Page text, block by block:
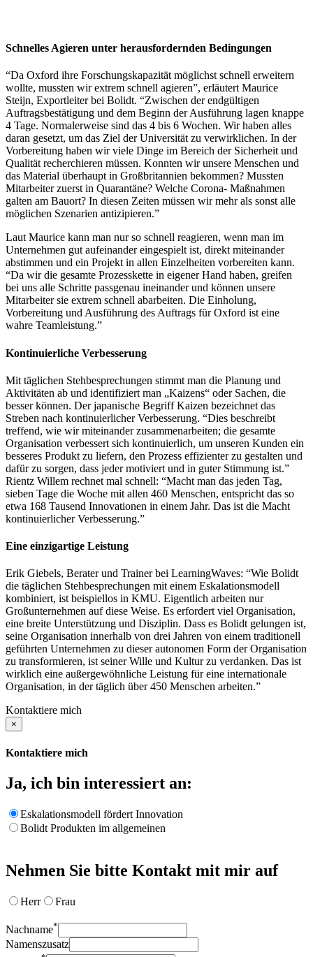
Schnelles Agieren unter herausfordernden Bedingungen
“Da Oxford ihre Forschungskapazität möglichst schnell erweitern
wollte, mussten wir extrem schnell agieren”, erläutert Maurice
Steijn, Exportleiter bei Bolidt. “Zwischen der endgültigen
Auftragsbestätigung und dem Beginn der Ausführung lagen knappe
4 Tage. Normalerweise sind das 4 bis 6 Wochen. Wir haben alles
daran gesetzt, um das Ziel der Universität zu verwirklichen. In der
Vorbereitung haben wir viele Dinge im Bereich der Sicherheit und
Qualität recherchieren müssen. Konnten wir unsere Menschen und
das Material überhaupt in Großbritannien bekommen? Mussten
Mitarbeiter zuerst in Quarantäne? Welche Corona- Maßnahmen
galten am Bauort? In diesen Zeiten müssen wir mehr als sonst alle
möglichen Szenarien antizipieren.”
Laut Maurice kann man nur so schnell reagieren, wenn man im
Unternehmen gut aufeinander eingespielt ist, direkt miteinander
abstimmen und ein Projekt in allen Einzelheiten vorbereiten kann.
“Da wir die gesamte Prozesskette in eigener Hand haben, greifen
bei uns alle Schritte passgenau ineinander und können unsere
Mitarbeiter sie extrem schnell abarbeiten. Die Einholung,
Vorbereitung und Ausführung des Auftrags für Oxford ist eine
wahre Teamleistung.”
Kontinuierliche Verbesserung
Mit täglichen Stehbesprechungen stimmt man die Planung und
Aktivitäten ab und identifiziert man „Kaizens“ oder Sachen, die
besser können. Der japanische Begriff Kaizen bezeichnet das
Streben nach kontinuierlicher Verbesserung. “Dies beschreibt
treffend, wie wir miteinander zusammenarbeiten; die gesamte
Organisation verbessert sich kontinuierlich, um unseren Kunden ein
besseres Produkt zu liefern, den Prozess effizienter zu gestalten und
dafür zu sorgen, dass jeder motiviert und in guter Stimmung ist.”
Rientz Willem rechnet mal schnell: “Macht man das jeden Tag,
sieben Tage die Woche mit allen 460 Menschen, entspricht das so
etwa 168 Tausend Innovationen in einem Jahr. Das ist die Macht
kontinuierlicher Verbesserung.”
Eine einzigartige Leistung
Erik Giebels, Berater und Trainer bei LearningWaves: “Wie Bolidt
die täglichen Stehbesprechungen mit einem Eskalationsmodell
kombiniert, ist beispiellos in KMU. Eigentlich arbeiten nur
Großunternehmen auf diese Weise. Es erfordert viel Organisation,
eine breite Unterstützung und Disziplin. Dass es Bolidt gelungen ist,
seine Organisation innerhalb von drei Jahren von einem traditionell
geführten Unternehmen zu dieser autonomen Form der Organisation
zu transformieren, ist seiner Wille und Kultur zu verdanken. Das ist
wirklich eine außergewöhnliche Leistung für eine internationale
Organisation, in der täglich über 450 Menschen arbeiten.”
Kontaktiere mich
×
Kontaktiere mich
Ja, ich bin interessiert an:
Eskalationsmodell fördert Innovation
Bolidt Produkten im allgemeinen
Nehmen Sie bitte Kontakt mit mir auf
Herr Frau
Nachname*
Namenszusatz